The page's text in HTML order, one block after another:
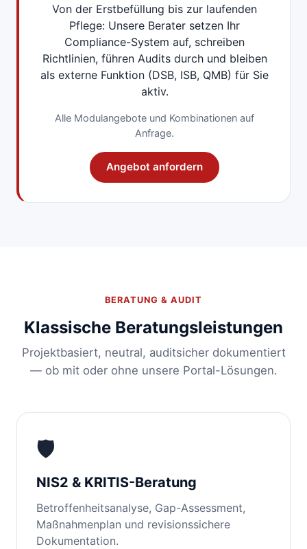
Von der Erstbefüllung bis zur laufenden
Pflege: Unsere Berater setzen Ihr
Compliance-System auf, schreiben
Richtlinien, führen Audits durch und bleiben
als externe Funktion (DSB, ISB, QMB) für Sie
aktiv.
Alle Modulangebote und Kombinationen auf
Anfrage.
Angebot anfordern
BERATUNG & AUDIT
Klassische Beratungsleistungen
Projektbasiert, neutral, auditsicher dokumentiert
— ob mit oder ohne unsere Portal-Lösungen.
🛡️
NIS2 & KRITIS-Beratung
Betroffenheitsanalyse, Gap-Assessment,
Maßnahmenplan und revisionssichere
Dokumentation.